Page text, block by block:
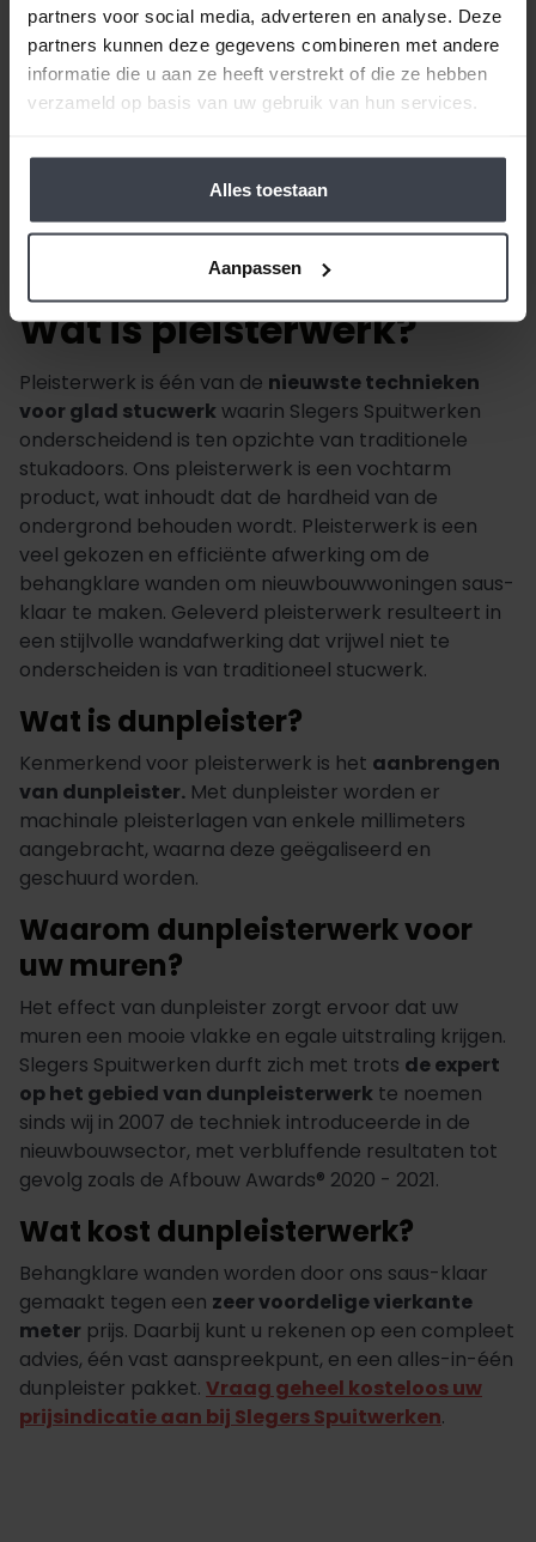
partners voor social media, adverteren en analyse. Deze
partners kunnen deze gegevens combineren met andere
informatie die u aan ze heeft verstrekt of die ze hebben
verzameld op basis van uw gebruik van hun services.
Alles toestaan
Aanpassen
Wat is pleisterwerk?
Pleisterwerk is één van de nieuwste technieken
voor glad stucwerk waarin Slegers Spuitwerken
onderscheidend is ten opzichte van traditionele
stukadoors. Ons pleisterwerk is een vochtarm
product, wat inhoudt dat de hardheid van de
ondergrond behouden wordt. Pleisterwerk is een
veel gekozen en efficiënte afwerking om de
behangklare wanden om nieuwbouwwoningen saus-
klaar te maken. Geleverd pleisterwerk resulteert in
een stijlvolle wandafwerking dat vrijwel niet te
onderscheiden is van traditioneel stucwerk.
Wat is dunpleister?
Kenmerkend voor pleisterwerk is het aanbrengen
van dunpleister. Met dunpleister worden er
machinale pleisterlagen van enkele millimeters
aangebracht, waarna deze geëgaliseerd en
geschuurd worden.
Waarom dunpleisterwerk voor
uw muren?
Het effect van dunpleister zorgt ervoor dat uw
muren een mooie vlakke en egale uitstraling krijgen.
Slegers Spuitwerken durft zich met trots de expert
op het gebied van dunpleisterwerk te noemen
sinds wij in 2007 de techniek introduceerde in de
nieuwbouwsector, met verbluffende resultaten tot
gevolg zoals de Afbouw Awards® 2020 - 2021.
Wat kost dunpleisterwerk?
Behangklare wanden worden door ons saus-klaar
gemaakt tegen een zeer voordelige vierkante
meter prijs. Daarbij kunt u rekenen op een compleet
advies, één vast aanspreekpunt, en een alles-in-één
dunpleister pakket. Vraag geheel kosteloos uw
prijsindicatie aan bij Slegers Spuitwerken.